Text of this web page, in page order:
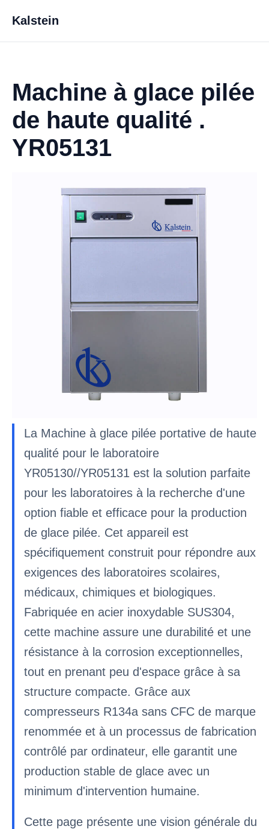
Kalstein
Machine à glace pilée
de haute qualité .
YR05131
La Machine à glace pilée portative de haute
qualité pour le laboratoire
YR05130//YR05131 est la solution parfaite
pour les laboratoires à la recherche d'une
option fiable et efficace pour la production
de glace pilée. Cet appareil est
spécifiquement construit pour répondre aux
exigences des laboratoires scolaires,
médicaux, chimiques et biologiques.
Fabriquée en acier inoxydable SUS304,
cette machine assure une durabilité et une
résistance à la corrosion exceptionnelles,
tout en prenant peu d'espace grâce à sa
structure compacte. Grâce aux
compresseurs R134a sans CFC de marque
renommée et à un processus de fabrication
contrôlé par ordinateur, elle garantit une
production stable de glace avec un
minimum d'intervention humaine.
Cette page présente une vision générale du